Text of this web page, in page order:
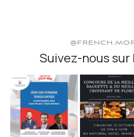
Suivez-nous sur